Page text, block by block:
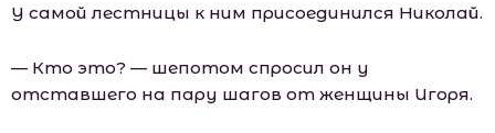
У самой лестницы к ним присоединился Николай.
— Кто это? — шепотом спросил он у
отставшего на пару шагов от женщины Игоря.